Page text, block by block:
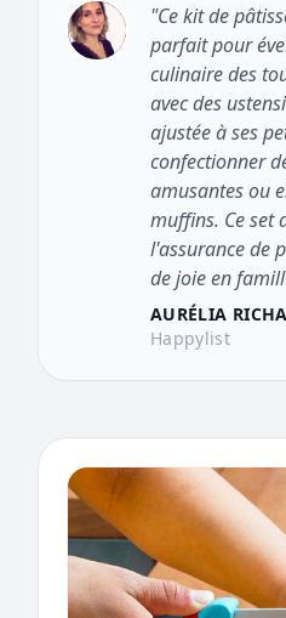
"Ce kit de
parfait pour
culinaire des
avec des
ajustée à ses
confectionner
amusantes ou
muffins. Ce set
l'assurance de
de joie en
AURÉLIA
Happylist